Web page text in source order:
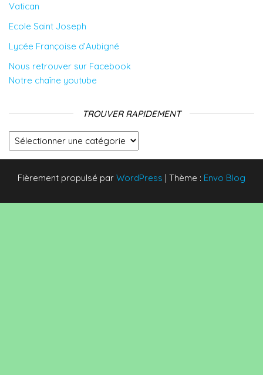
Vatican
Ecole Saint Joseph
Lycée Françoise d’Aubigné
Nous retrouver sur Facebook
Notre chaîne youtube
TROUVER RAPIDEMENT
Trouver rapidement
Fièrement propulsé par WordPress | Thème : Envo Blog